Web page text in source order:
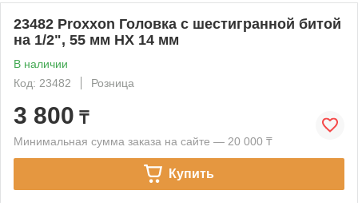
23482 Proxxon Головка с шестигранной битой
на 1/2", 55 мм HX 14 мм
В наличии
Код: 23482
Розница
3 800 ₸
Минимальная сумма заказа на сайте — 20 000 ₸
Купить